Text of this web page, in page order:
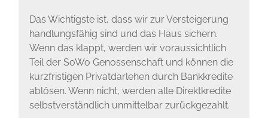
Das Wichtigste ist, dass wir zur Versteigerung
handlungsfähig sind und das Haus sichern.
Wenn das klappt, werden wir voraussichtlich
Teil der SoWo Genossenschaft und können die
kurzfristigen Privatdarlehen durch Bankkredite
ablösen. Wenn nicht, werden alle Direktkredite
selbstverständlich unmittelbar zurückgezahlt.